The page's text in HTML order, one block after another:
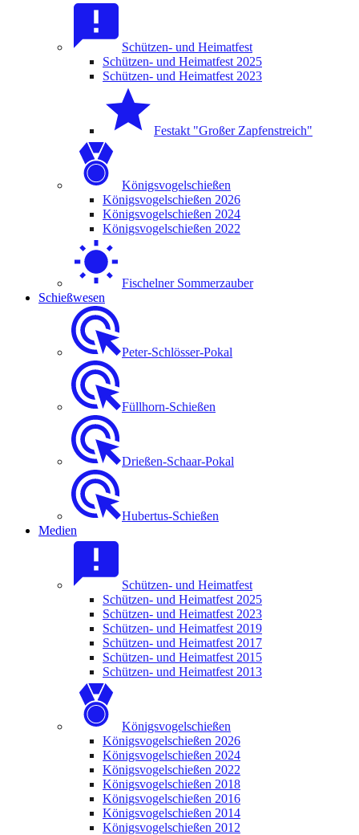
Schützen- und Heimatfest
Schützen- und Heimatfest 2025
Schützen- und Heimatfest 2023
Festakt "Großer Zapfenstreich"
Königsvogelschießen
Königsvogelschießen 2026
Königsvogelschießen 2024
Königsvogelschießen 2022
Fischelner Sommerzauber
Schießwesen
Peter-Schlösser-Pokal
Füllhorn-Schießen
Drießen-Schaar-Pokal
Hubertus-Schießen
Medien
Schützen- und Heimatfest
Schützen- und Heimatfest 2025
Schützen- und Heimatfest 2023
Schützen- und Heimatfest 2019
Schützen- und Heimatfest 2017
Schützen- und Heimatfest 2015
Schützen- und Heimatfest 2013
Königsvogelschießen
Königsvogelschießen 2026
Königsvogelschießen 2024
Königsvogelschießen 2022
Königsvogelschießen 2018
Königsvogelschießen 2016
Königsvogelschießen 2014
Königsvogelschießen 2012